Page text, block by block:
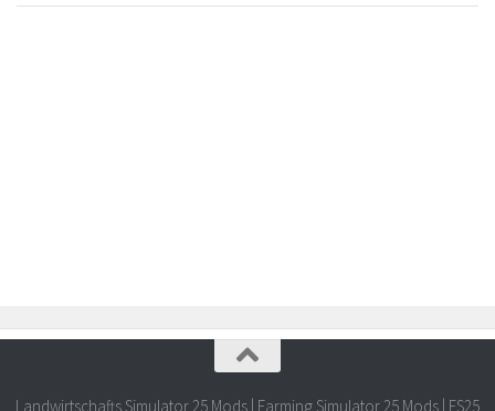
Landwirtschafts Simulator 25 Mods | Farming Simulator 25 Mods | FS25